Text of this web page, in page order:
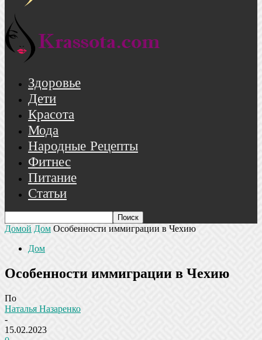
Здоровье
Дети
Красота
Мода
Народные Рецепты
Фитнес
Питание
Статьи
Домой Дом Особенности иммиграции в Чехию
Дом
Особенности иммиграции в Чехию
По
Наталья Назаренко
-
15.02.2023